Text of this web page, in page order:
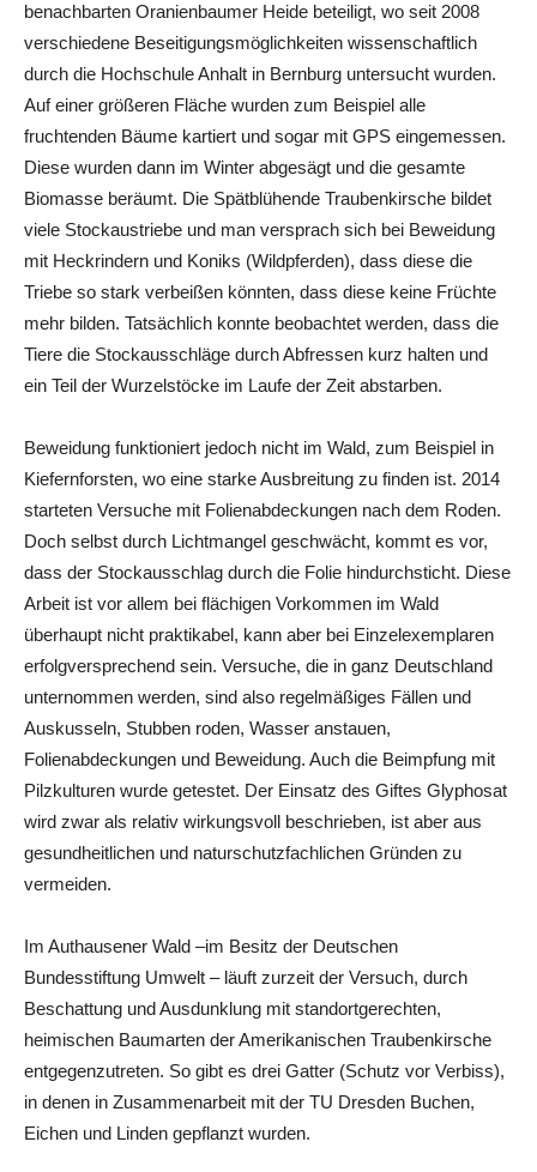
benachbarten Oranienbaumer Heide beteiligt, wo seit 2008
verschiedene Beseitigungsmöglichkeiten wissenschaftlich
durch die Hochschule Anhalt in Bernburg untersucht wurden.
Auf einer größeren Fläche wurden zum Beispiel alle
fruchtenden Bäume kartiert und sogar mit GPS eingemessen.
Diese wurden dann im Winter abgesägt und die gesamte
Biomasse beräumt. Die Spätblühende Traubenkirsche bildet
viele Stockaustriebe und man versprach sich bei Beweidung
mit Heckrindern und Koniks (Wildpferden), dass diese die
Triebe so stark verbeißen könnten, dass diese keine Früchte
mehr bilden. Tatsächlich konnte beobachtet werden, dass die
Tiere die Stockausschläge durch Abfressen kurz halten und
ein Teil der Wurzelstöcke im Laufe der Zeit abstarben.
Beweidung funktioniert jedoch nicht im Wald, zum Beispiel in
Kiefernforsten, wo eine starke Ausbreitung zu finden ist. 2014
starteten Versuche mit Folienabdeckungen nach dem Roden.
Doch selbst durch Lichtmangel geschwächt, kommt es vor,
dass der Stockausschlag durch die Folie hindurchsticht. Diese
Arbeit ist vor allem bei flächigen Vorkommen im Wald
überhaupt nicht praktikabel, kann aber bei Einzelexemplaren
erfolgversprechend sein. Versuche, die in ganz Deutschland
unternommen werden, sind also regelmäßiges Fällen und
Auskusseln, Stubben roden, Wasser anstauen,
Folienabdeckungen und Beweidung. Auch die Beimpfung mit
Pilzkulturen wurde getestet. Der Einsatz des Giftes Glyphosat
wird zwar als relativ wirkungsvoll beschrieben, ist aber aus
gesundheitlichen und naturschutzfachlichen Gründen zu
vermeiden.
Im Authausener Wald –im Besitz der Deutschen
Bundesstiftung Umwelt – läuft zurzeit der Versuch, durch
Beschattung und Ausdunklung mit standortgerechten,
heimischen Baumarten der Amerikanischen Traubenkirsche
entgegenzutreten. So gibt es drei Gatter (Schutz vor Verbiss),
in denen in Zusammenarbeit mit der TU Dresden Buchen,
Eichen und Linden gepflanzt wurden.